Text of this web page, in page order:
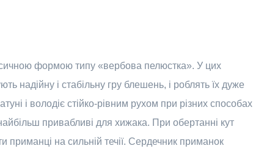
формою типу «вербова пелюстка». У цих
надійну і стабільну гру блешень, і роблять їх дуже
і володіє стійко-рівним рухом при різних способах
привабливі для хижака. При обертанні кут
приманці на сильній течії. Сердечник приманок